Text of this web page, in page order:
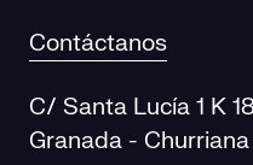
Contáctanos
C/ Santa Lucía 1 K
Granada -